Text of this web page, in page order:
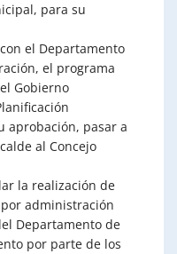
para su
el Departamento
el programa
Gobierno
aprobación, pasar a
al Concejo
la realización de
administración
Departamento de
por parte de los